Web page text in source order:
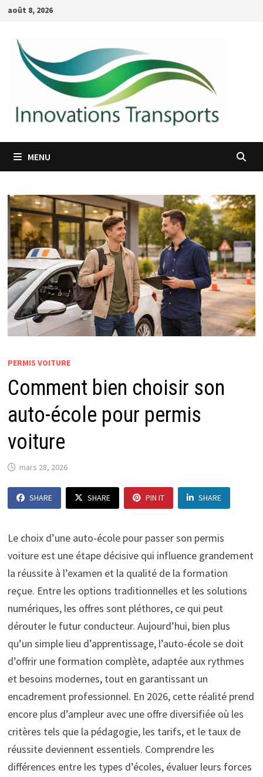
Passer
contenu
août 8, 2026
MENU
PERMIS VOITURE
Comment bien choisir son
auto-école pour permis
voiture
mars 28, 2026
SHARE SHARE PIN IT SHARE
Le choix d’une auto-école pour passer son permis
voiture est une étape décisive qui influence grandement
la réussite à l’examen et la qualité de la formation
reçue. Entre les options traditionnelles et les solutions
numériques, les offres sont pléthores, ce qui peut
dérouter le futur conducteur. Aujourd’hui, bien plus
qu’un simple lieu d’apprentissage, l’auto-école se doit
d’offrir une formation complète, adaptée aux rythmes
et besoins modernes, tout en garantissant un
encadrement professionnel. En 2026, cette réalité prend
encore plus d’ampleur avec une offre diversifiée où les
critères tels que la pédagogie, les tarifs, et le taux de
réussite deviennent essentiels. Comprendre les
différences entre les types d’écoles, évaluer leurs forces